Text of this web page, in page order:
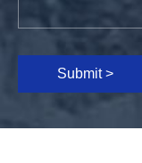
Submit >